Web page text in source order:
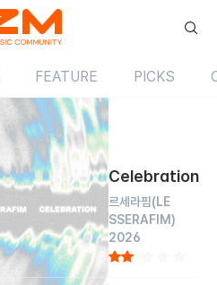
FEATURE PICKS
Celebration
르세라핌(LE
SSERAFIM)
2026